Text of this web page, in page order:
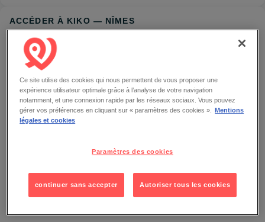
ACCÉDER À KIKO — NÎMES
Ce site utilise des cookies qui nous permettent de vous proposer une
expérience utilisateur optimale grâce à l’analyse de votre navigation
notamment, et une connexion rapide par les réseaux sociaux. Vous pouvez
gérer vos préférences en cliquant sur « paramètres des cookies ».
Mentions
légales et cookies
Paramètres des cookies
continuer sans accepter Autoriser tous les cookies